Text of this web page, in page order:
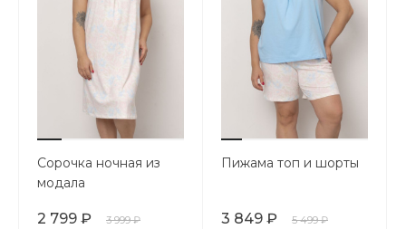
Сорочка ночная из
модала
2 799 ₽ 3 999 ₽
Пижама топ и шорты
3 849 ₽ 5 499 ₽